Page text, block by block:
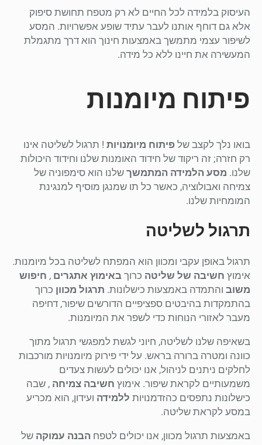
העיסוק בלמידה לכל החיים לא רק מטפח תחושת סיפוק
אלא גם דוחף אותנו לעבר עתיד שופע אפשרויות. המסע
לשיפור עצמי מתמשך באמצעות חינוך הוא דרך מתגמלת
המעשירה את חיינו ללא כל מידה.
פיתוח מיומנות
בואו נלך לקצב של פיתוח מיומנויות ! תרגול לשליטה אינו
רק חזרה; זה ריקוד של חידוד האומנות שלנו וחידוד היכולות
שלנו. מסע הלמידה המתמשך שלנו הוא סימפוניה של
צמיחה ואבולוציה, כאשר כל תו שמנגן מוסיף למנגינת
המומחיות שלנו.
תרגול לשליטה
תרגול באופן עקבי ומכוון הוא המפתח לשליטה בכל מיומנות.
אימוץ חשיבה של שליטה כרוך באימוץ אתגרים , חיפוש
משוב והתמדה באמצעות כישלונות. תרגול מכוון כרוך
בהתמקדות בהיבטים ספציפיים הדורשים שיפור, דחיפה
מעבר לאזורי הנוחות כדי לשפר את המיומנות.
בשאיפה שלנו לשליטה, חיוני לגשת למפגשי תרגול מתוך
כוונה ומטרה ברורה בראש. על ידי פירוק מיומנויות מורכבות
לחלקים ניתנים לניהול, אנו יכולים לעשות צעדים
משמעותיים לקראת שיפור. אימוץ חשיבה צמיחה , שבה
כישלונות נתפסים כהזדמנויות ללמידה ועידון, הוא מכריע
במסע לקראת שליטה.
באמצעות תרגול מכוון, אנו יכולים לטפח הבנה עמוקה של